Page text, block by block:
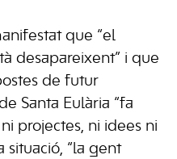
que “el
desapareixent” i que
de futur
Santa Eulària “fa
projectes, ni idees ni
situació, “la gent